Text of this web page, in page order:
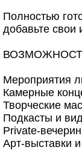
Полностью
добавьте свои
Мероприятия
Камерные
Творческие
Подкасты и
Private-
Арт-выставки